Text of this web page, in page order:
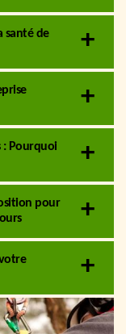
santé de
: Pourquoi
pour